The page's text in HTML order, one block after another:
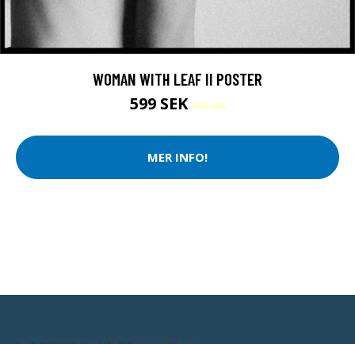
WOMAN WITH LEAF II POSTER
599 SEK799 SEK
MER INFO!